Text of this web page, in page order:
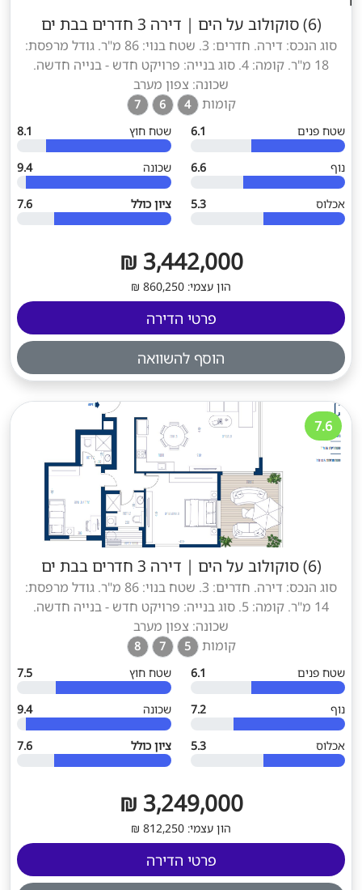
(6) סוקולוב על הים | דירה 3 חדרים בבת ים
סוג הנכס: דירה. חדרים: 3. שטח בנוי: 86 מ"ר. גודל מרפסת:
18 מ"ר. קומה: 4. סוג בנייה: פרויקט חדש - בנייה חדשה.
שכונה: צפון מערב
קומות
4
6
7
שטח פנים
6.1 שטח חוץ 8.1
נוף 6.6 שכונה 9.4
אכלוס 5.3 ציון כולל 7.6
3,442,000 ₪
הון עצמי: 860,250 ₪
פרטי הדירה
הוסף להשוואה
7.6
(6) סוקולוב על הים | דירה 3 חדרים בבת ים
סוג הנכס: דירה. חדרים: 3. שטח בנוי: 86 מ"ר. גודל מרפסת:
14 מ"ר. קומה: 5. סוג בנייה: פרויקט חדש - בנייה חדשה.
שכונה: צפון מערב
קומות
5
7
8
שטח פנים
6.1 שטח חוץ 7.5
נוף 7.2 שכונה 9.4
אכלוס 5.3 ציון כולל 7.6
3,249,000 ₪
הון עצמי: 812,250 ₪
פרטי הדירה